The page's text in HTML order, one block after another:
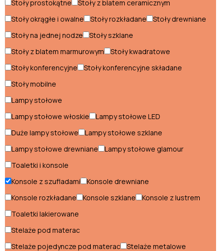
Regały do biura
Sofki biurowe
Szafy biurowe
Szezlongi dla biznesu
Meble na balkon
Donice balkonowe
Fotele balkonowe
Ławy balkonowe
Leżaki balkonowe
Stoły prostokątne
Stoły z blatem ceramicznym
Stoły okrągłe i owalne
Stoły rozkładane
Stoły drewniane
Stoły na jednej nodze
Stoły szklane
Stoły z blatem marmurowym
Stoły kwadratowe
Stoły konferencyjne
Stoły konferencyjne składane
Stoły mobilne
Lampy stołowe
Lampy stołowe włoskie
Lampy stołowe LED
Duże lampy stołowe
Lampy stołowe szklane
Lampy stołowe drewniane
Lampy stołowe glamour
Toaletki i konsole
Konsole z szufladami
Konsole drewniane
Konsole rozkładane
Konsole szklane
Konsole z lustrem
Toaletki lakierowane
Stelaże pod materac
Stelaże pojedyncze pod materac
Stelaże metalowe